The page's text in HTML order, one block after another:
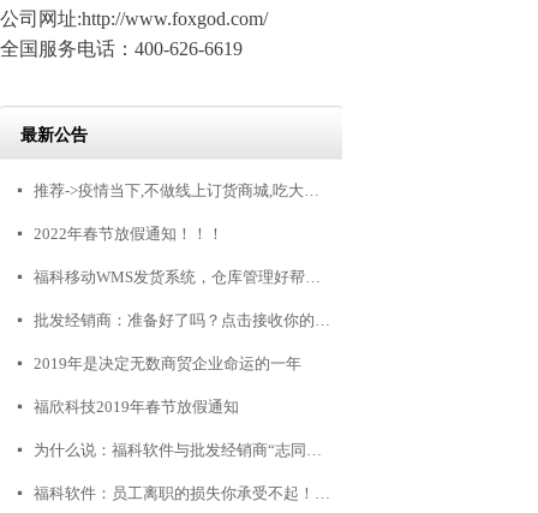
公司网址:http://www.foxgod.com/
全国服务电话：400-626-6619
最新公告
넷 推荐->疫情当下,不做线上订货商城,吃大亏!!!
넷 2022年春节放假通知！！！
넷 福科移动WMS发货系统，仓库管理好帮手！
넷 批发经销商：准备好了吗？点击接收你的3000+客户，不点毁终生
넷 2019年是决定无数商贸企业命运的一年
넷 福欣科技2019年春节放假通知
넷 为什么说：福科软件与批发经销商“志同道合”
넷 福科软件：员工离职的损失你承受不起！商贸公司怎么留人？